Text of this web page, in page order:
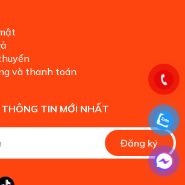
và thanh toán
TIN MỚI NHẤT
Đăng ký